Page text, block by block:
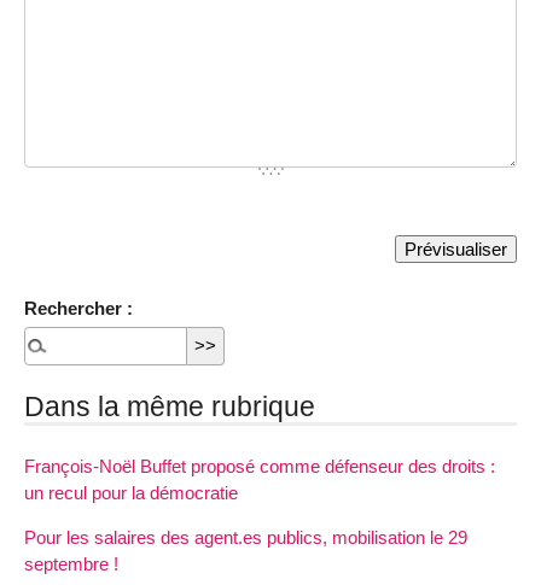
Rechercher :
Dans la même rubrique
François-Noël Buffet proposé comme défenseur des droits :
un recul pour la démocratie
Pour les salaires des agent.es publics, mobilisation le 29
septembre !